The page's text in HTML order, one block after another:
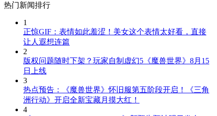
热门新闻排行
1
正惊GIF：表情如此羞涩！美女这个表情太好看，直接
让人遐想连篇
2
版权问题随时下架？玩家自制虚幻5《魔兽世界》8月15
日上线
3
热点预告：《魔兽世界》怀旧服第五阶段开启！《三角
洲行动》开启全新宝藏月摸大红！
4